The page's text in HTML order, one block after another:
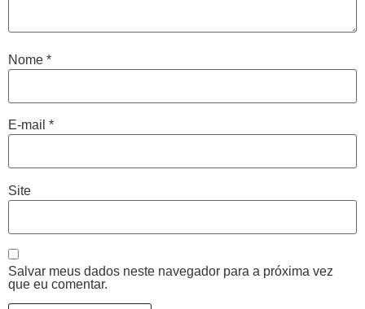
Nome *
E-mail *
Site
Salvar meus dados neste navegador para a próxima vez
que eu comentar.